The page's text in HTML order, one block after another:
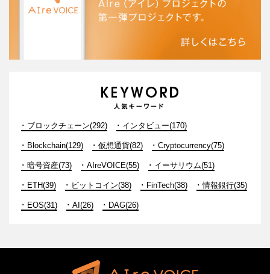
ブロックチェーン(292) インタビュー(170)
Blockchain(129) 仮想通貨(82) Cryptocurrency(75)
暗号資産(73) AIreVOICE(55) イーサリウム(51)
ETH(39) ビットコイン(38) FinTech(38) 情報銀行(35)
EOS(31) AI(26) DAG(26)